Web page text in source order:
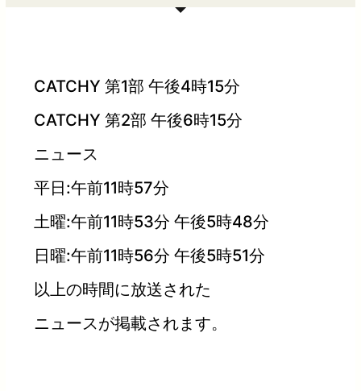
CATCHY 第1部 午後4時15分
CATCHY 第2部 午後6時15分
ニュース
平日:午前11時57分
土曜:午前11時53分 午後5時48分
日曜:午前11時56分 午後5時51分
以上の時間に放送された
ニュースが掲載されます。